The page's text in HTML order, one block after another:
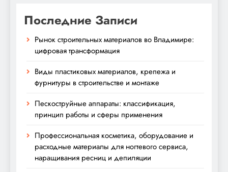
Последние Записи
Рынок строительных материалов во Владимире:
цифровая трансформация
Виды пластиковых материалов, крепежа и
фурнитуры в строительстве и монтаже
Пескоструйные аппараты: классификация,
принцип работы и сферы применения
Профессиональная косметика, оборудование и
расходные материалы для ногтевого сервиса,
наращивания ресниц и депиляции